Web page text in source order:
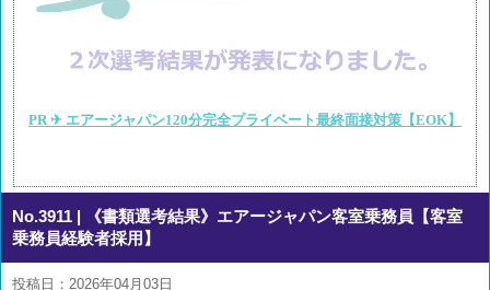
PR ✈ エアージャパン120分完全プライベート最終面接対策【EOK】
No.3911 | 《書類選考結果》エアージャパン客室乗務員【客室
乗務員経験者採用】
投稿日：2026年04月03日